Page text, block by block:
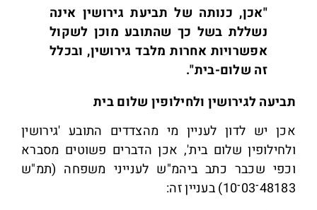
"אכן, כנותה של תביעת גירושין אינה
נשללת בשל כך שהתובע מוכן לשקול
אפשרויות אחרות מלבד גירושין, ובכלל
זה שלום-בית".
תביעה לגירושין ולחילופין שלום בית
אכן יש לדון לעניין מי מהצדדים התובע 'גירושין
ולחילופין שלום בית', אכן הדברים פשוטים מסברא
וכפי שכבר כתב ביהמ"ש לענייני משפחה (תמ"ש
48183־03־10) בעניין זה: